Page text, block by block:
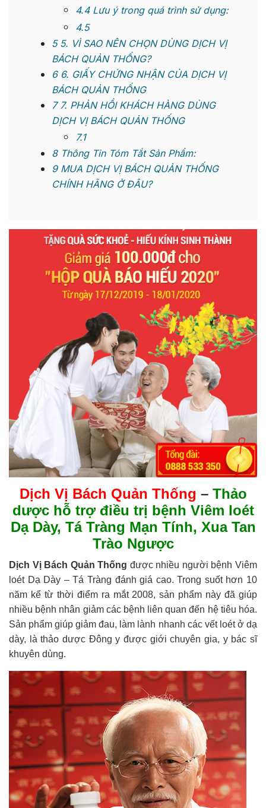
4.4Lưu ý trong quá trình sử dụng:
4.5
55. VÌ SAO NÊN CHỌN DÙNG DỊCH VỊ
BÁCH QUẢN THỐNG?
66. GIẤY CHỨNG NHẬN CỦA DỊCH VỊ
BÁCH QUẢN THỐNG
77. PHẢN HỒI KHÁCH HÀNG DÙNG
DỊCH VỊ BÁCH QUẢN THỐNG
7.1
8Thông Tin Tóm Tắt Sản Phẩm:
9MUA DỊCH VỊ BÁCH QUẢN THỐNG
CHÍNH HÃNG Ở ĐÂU?
Dịch Vị Bách Quản Thống – Thảo
dược hỗ trợ điều trị bệnh Viêm loét
Dạ Dày, Tá Tràng Mạn Tính, Xua Tan
Trào Ngược
Dịch Vị Bách Quản Thống được nhiều người bệnh Viêm
loét Dạ Dày – Tá Tràng đánh giá cao. Trong suốt hơn 10
năm kể từ thời điểm ra mắt 2008, sản phẩm này đã giúp
nhiều bệnh nhân giảm các bệnh liên quan đến hệ tiêu hóa.
Sản phẩm giúp giảm đau, làm lành nhanh các vết loét ở dạ
dày, là thảo dược Đông y được giới chuyên gia, y bác sĩ
khuyên dùng.